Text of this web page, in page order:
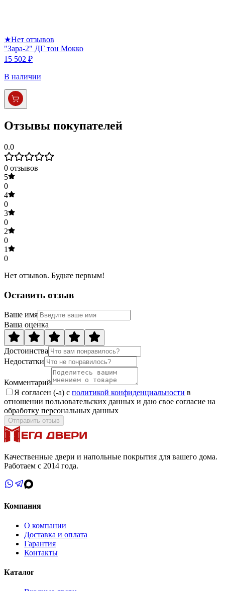
★Нет отзывов
"Зара-2" ДГ тон Мокко
15 502 ₽
В наличии
Отзывы покупателей
0.0
0 отзывов
5
0
4
0
3
0
2
0
1
0
Нет отзывов. Будьте первым!
Оставить отзыв
Ваше имя
Ваша оценка
Достоинства
Недостатки
Комментарий
Я согласен (-а) с политикой конфиденциальности в
отношении пользовательских данных и даю свое согласие на
обработку персональных данных
Отправить отзыв
Качественные двери и напольные покрытия для вашего дома.
Работаем с 2014 года.
Компания
О компании
Доставка и оплата
Гарантия
Контакты
Каталог